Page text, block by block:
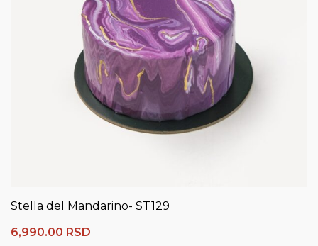
Stella del Mandarino- ST129
6,990.00 RSD